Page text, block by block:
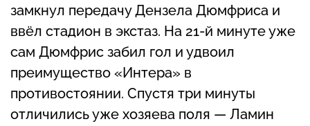
замкнул передачу Дензела Дюмфриса и
ввёл стадион в экстаз. На 21-й минуте уже
сам Дюмфрис забил гол и удвоил
преимущество «Интера» в
противостоянии. Спустя три минуты
отличились уже хозяева поля — Ламин